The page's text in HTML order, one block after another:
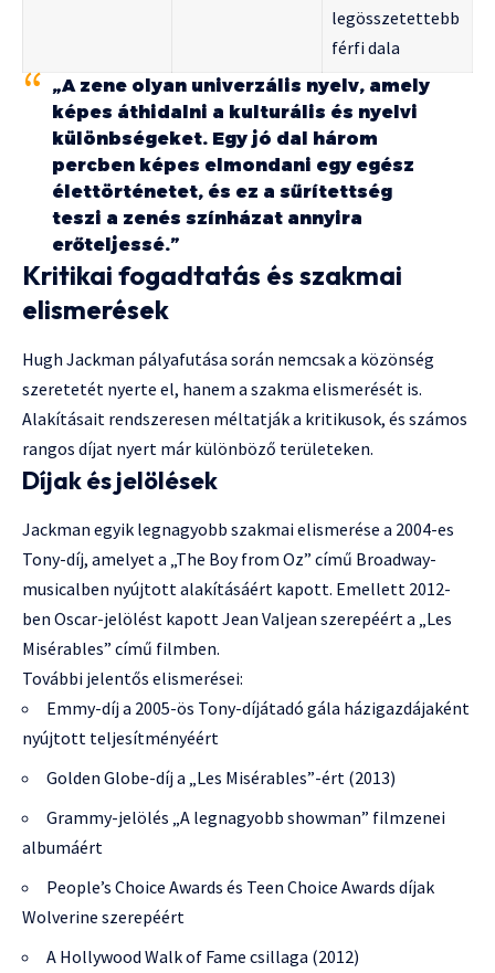
legösszetettebb
férfi dala
„A zene olyan univerzális nyelv, amely
képes áthidalni a kulturális és nyelvi
különbségeket. Egy jó dal három
percben képes elmondani egy egész
élettörténetet, és ez a sűrítettség
teszi a zenés színházat annyira
erőteljessé.”
Kritikai fogadtatás és szakmai
elismerések
Hugh Jackman pályafutása során nemcsak a közönség
szeretetét nyerte el, hanem a szakma elismerését is.
Alakításait rendszeresen méltatják a kritikusok, és számos
rangos díjat nyert már különböző területeken.
Díjak és jelölések
Jackman egyik legnagyobb szakmai elismerése a 2004-es
Tony-díj, amelyet a „The Boy from Oz” című Broadway-
musicalben nyújtott alakításáért kapott. Emellett 2012-
ben Oscar-jelölést kapott Jean Valjean szerepéért a „Les
Misérables” című filmben.
További jelentős elismerései:
Emmy-díj a 2005-ös Tony-díjátadó gála házigazdájaként
nyújtott teljesítményéért
Golden Globe-díj a „Les Misérables”-ért (2013)
Grammy-jelölés „A legnagyobb showman” filmzenei
albumáért
People’s Choice Awards és Teen Choice Awards díjak
Wolverine szerepéért
A Hollywood Walk of Fame csillaga (2012)